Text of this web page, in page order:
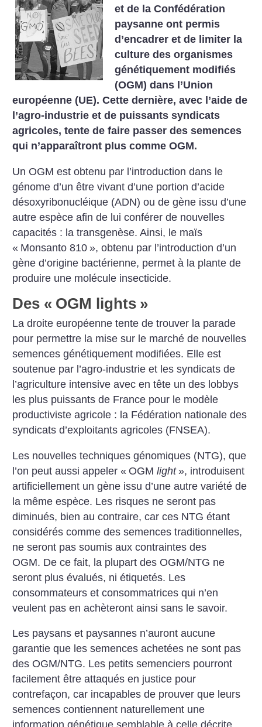
et de la Confédération
paysanne ont permis
d’encadrer et de limiter la
culture des organismes
génétiquement modifiés
(OGM) dans l’Union
européenne (UE). Cette dernière, avec l’aide de
l’agro-industrie et de puissants syndicats
agricoles, tente de faire passer des semences
qui n’apparaîtront plus comme OGM.
Un OGM est obtenu par l’introduction dans le
génome d’un être vivant d’une portion d’acide
désoxyribonucléique (ADN) ou de gène issu d’une
autre espèce afin de lui conférer de nouvelles
capacités : la transgenèse. Ainsi, le maïs
« Monsanto 810 », obtenu par l’introduction d’un
gène d’origine bactérienne, permet à la plante de
produire une molécule insecticide.
Des « OGM lights »
La droite européenne tente de trouver la parade
pour permettre la mise sur le marché de nouvelles
semences génétiquement modifiées. Elle est
soutenue par l’agro-industrie et les syndicats de
l’agriculture intensive avec en tête un des lobbys
les plus puissants de France pour le modèle
productiviste agricole : la Fédération nationale des
syndicats d’exploitants agricoles (FNSEA).
Les nouvelles techniques génomiques (NTG), que
l’on peut aussi appeler « OGMlight », introduisent
artificiellement un gène issu d’une autre variété de
la même espèce. Les risques ne seront pas
diminués, bien au contraire, car ces NTG étant
considérés comme des semences traditionnelles,
ne seront pas soumis aux contraintes des
OGM. De ce fait, la plupart des OGM/NTG ne
seront plus évalués, ni étiquetés. Les
consommateurs et consommatrices qui n’en
veulent pas en achèteront ainsi sans le savoir.
Les paysans et paysannes n’auront aucune
garantie que les semences achetées ne sont pas
des OGM/NTG. Les petits semenciers pourront
facilement être attaqués en justice pour
contrefaçon, car incapables de prouver que leurs
semences contiennent naturellement une